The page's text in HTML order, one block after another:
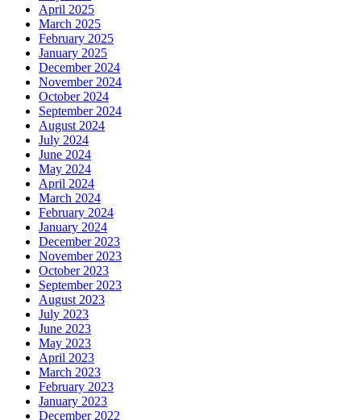
April 2025
March 2025
February 2025
January 2025
December 2024
November 2024
October 2024
September 2024
August 2024
July 2024
June 2024
May 2024
April 2024
March 2024
February 2024
January 2024
December 2023
November 2023
October 2023
September 2023
August 2023
July 2023
June 2023
May 2023
April 2023
March 2023
February 2023
January 2023
December 2022